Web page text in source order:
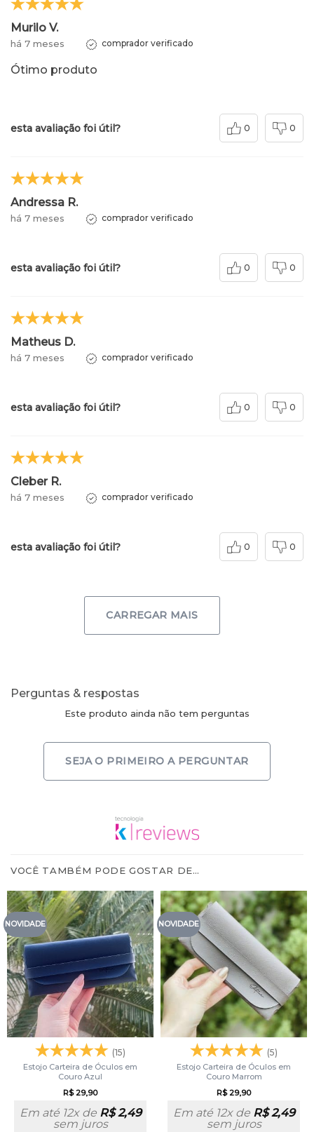
Murilo V.
há 7 meses comprador verificado
Ótimo produto
esta avaliação foi útil? 0 0
Andressa R.
há 7 meses comprador verificado
esta avaliação foi útil? 0 0
Matheus D.
há 7 meses comprador verificado
esta avaliação foi útil? 0 0
Cleber R.
há 7 meses comprador verificado
esta avaliação foi útil? 0 0
CARREGAR MAIS
Perguntas & respostas
Este produto ainda não tem perguntas
SEJA O PRIMEIRO A PERGUNTAR
VOCÊ TAMBÉM PODE GOSTAR DE…
NOVIDADE
(15)
Estojo Carteira de Óculos em
Couro Azul
R$29,90
Em até 12x de R$2,49
sem juros
NOVIDADE
(5)
Estojo Carteira de Óculos em
Couro Marrom
R$29,90
Em até 12x de R$2,49
sem juros